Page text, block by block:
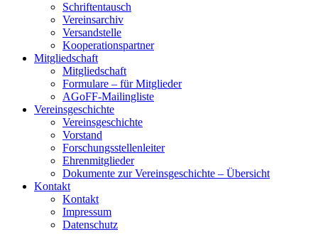
Schriftentausch
Vereinsarchiv
Versandstelle
Kooperationspartner
Mitgliedschaft
Mitgliedschaft
Formulare – für Mitglieder
AGoFF-Mailingliste
Vereinsgeschichte
Vereinsgeschichte
Vorstand
Forschungsstellenleiter
Ehrenmitglieder
Dokumente zur Vereinsgeschichte – Übersicht
Kontakt
Kontakt
Impressum
Datenschutz